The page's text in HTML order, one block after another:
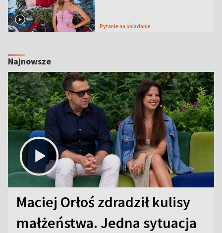
Pytanie na Śniadanie
Najnowsze
Maciej Orłoś zdradził kulisy
małżeństwa. Jedna sytuacja